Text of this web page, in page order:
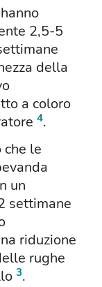
2,5-5
della
a coloro
4.
le
un
settimane
riduzione
rughe
3.